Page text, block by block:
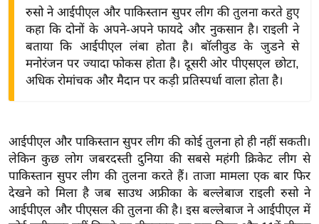
द्यो
वि
शे
ष
ज्ञ
रा
रुसो ने आईपीएल और पाकिस्तान सुपर लीग की तुलना करते हुए
कहा कि दोनों के अपने-अपने फायदे और नुकसान है। राइली ने
बताया कि आईपीएल लंबा होता है। बॉलीवुड के जुडने से
मनोरंजन पर ज्यादा फोकस होता है। दूसरी ओर पीएसएल छोटा,
अधिक रोमांचक और मैदान पर कड़ी प्रतिस्पर्धा वाला होता है।
आईपीएल और पाकिस्तान सुपर लीग की कोई तुलना हो ही नहीं सकती।
लेकिन कुछ लोग जबरदस्ती दुनिया की सबसे महंगी क्रिकेट लीग से
पाकिस्तान सुपर लीग की तुलना करते हैं। ताजा मामला एक बार फिर
देखने को मिला है जब साउथ अफ्रीका के बल्लेबाज राइली रुसो ने
आईपीएल और पीएसल की तुलना की है। इस बल्लेबाज ने आईपीएल में